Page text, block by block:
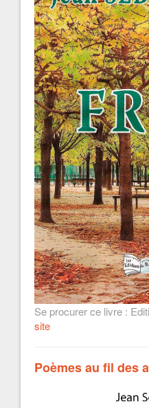
Se procurer ce livre :
site
Poèmes au fil des